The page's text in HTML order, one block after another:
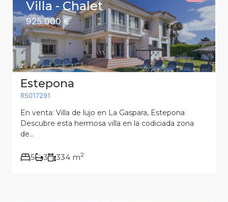
Villa - Chalet
925.000 €
Estepona
R5017291
En venta: Villa de lujo en La Gaspara, Estepona
Descubre esta hermosa villa en la codiciada zona
de...
5 3 334 m2